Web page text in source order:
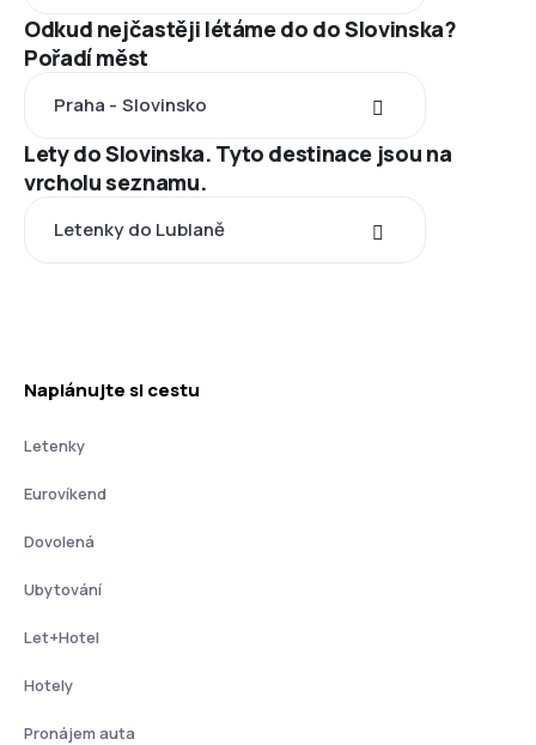
Odkud nejčastěji létáme do do Slovinska?
Pořadí měst
Praha - Slovinsko
Lety do Slovinska. Tyto destinace jsou na
vrcholu seznamu.
Letenky do Lublaně
Naplánujte si cestu
Letenky
Eurovíkend
Dovolená
Ubytování
Let+Hotel
Hotely
Pronájem auta